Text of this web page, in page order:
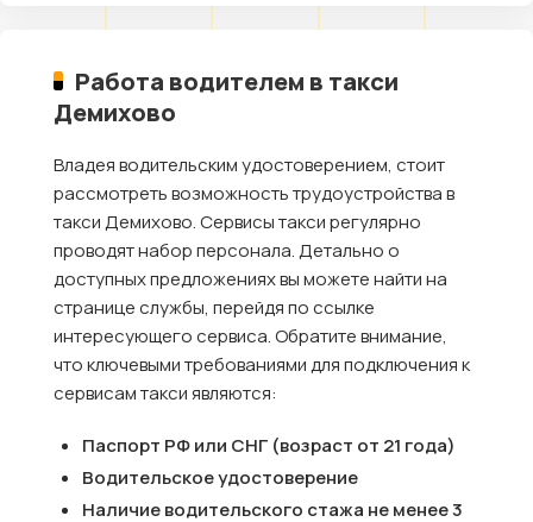
Работа водителем в такси
Демихово
Владея водительским удостоверением, стоит
рассмотреть возможность трудоустройства в
такси Демихово. Сервисы такси регулярно
проводят набор персонала. Детально о
доступных предложениях вы можете найти на
странице службы, перейдя по ссылке
интересующего сервиса. Обратите внимание,
что ключевыми требованиями для подключения к
сервисам такси являются:
Паспорт РФ или СНГ (возраст от 21 года)
Водительское удостоверение
Наличие водительского стажа не менее 3